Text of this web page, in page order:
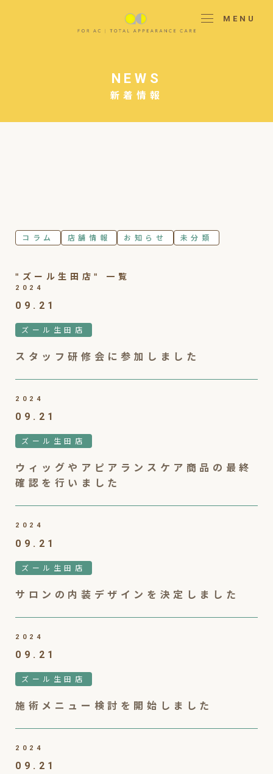
MENU
新着情報
NEWS
コラム 店舗情報 お知らせ 未分類
"ズール生田店" 一覧
2024
09.21
ズール生田店
スタッフ研修会に参加しました
2024
09.21
ズール生田店
ウィッグやアピアランスケア商品の最終
確認を行いました
2024
09.21
ズール生田店
サロンの内装デザインを決定しました
2024
09.21
ズール生田店
施術メニュー検討を開始しました
2024
09.21